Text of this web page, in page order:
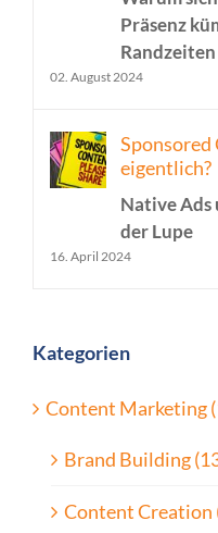
Präsenz
Randzeiten
02. August 2024
Sponsored
eigentlich?
Native
der Lupe
16. April 2024
Kategorien
Content Marketing
Brand Building
Content Creation